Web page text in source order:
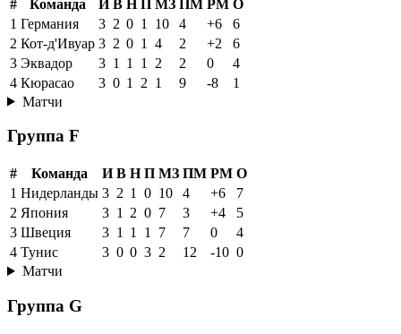
# Команда И В Н П МЗ ПМ РМ О
1 Германия 3 2 0 1 10 4 +6
6
2 Кот-д'Ивуар 3 2 0 1 4 2 +2
6
3 Эквадор 3 1 1 1 2 2 0
4
4 Кюрасао 3 0 1 2 1 9 -8
1
Матчи
Группа F
# Команда И В Н П МЗ ПМ РМ О
1 Нидерланды 3 2 1 0 10 4 +6
7
2 Япония 3 1 2 0 7 3 +4
5
3 Швеция 3 1 1 1 7 7 0
4
4 Тунис 3 0 0 3 2 12 -10 0
Матчи
Группа G